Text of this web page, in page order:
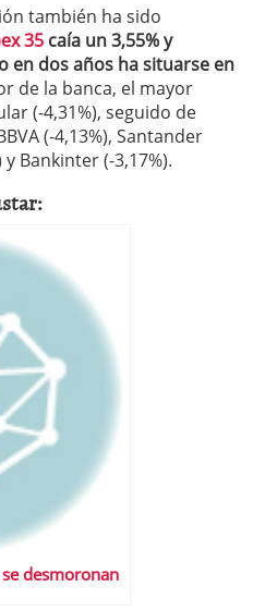
también ha sido
35 caía un 3,55% y
en dos años ha situarse en
de la banca, el mayor
(-4,31%), seguido de
(-4,13%), Santander
y Bankinter (-3,17%).
desmoronan